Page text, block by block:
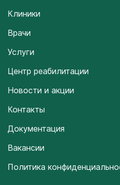
Клиники
Врачи
Услуги
Центр реабилитации
Новости и акции
Контакты
Документация
Вакансии
Политика